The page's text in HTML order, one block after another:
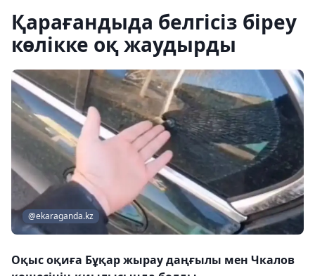
Қарағандыда белгісіз біреу
көлікке оқ жаудырды
@ekaraganda.kz
Оқыс оқиға Бұқар жырау даңғылы мен Чкалов